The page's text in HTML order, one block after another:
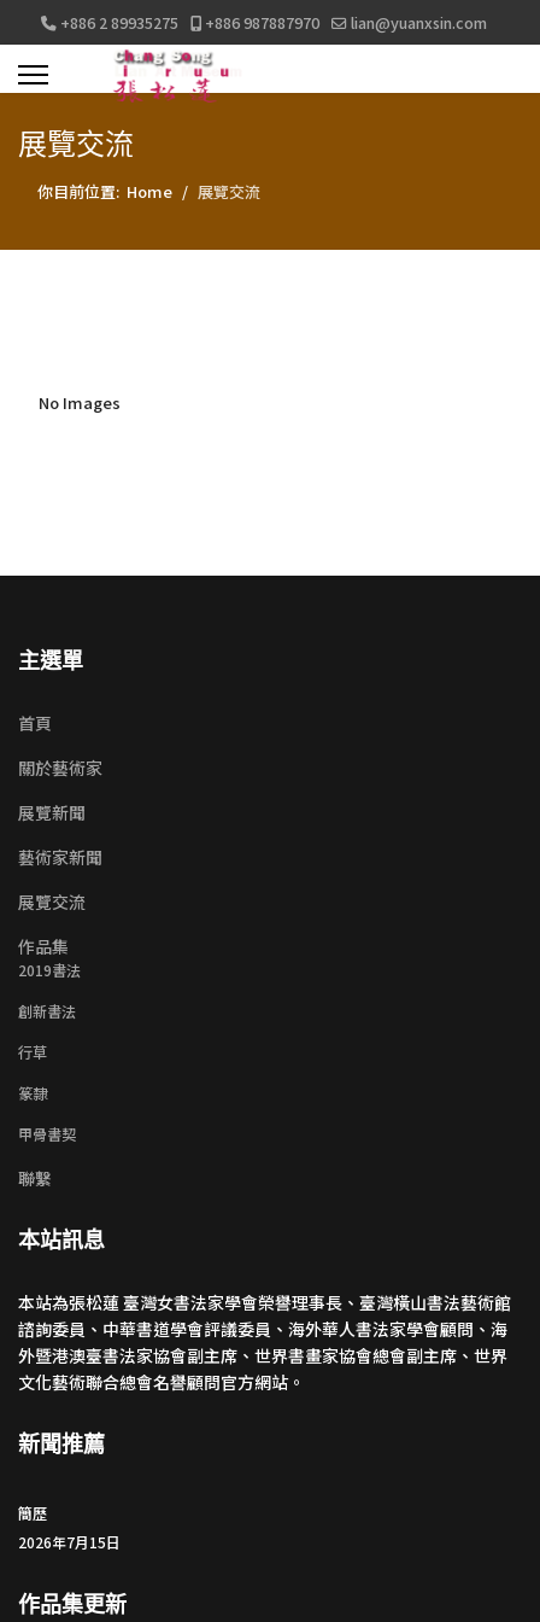
+886 2 89935275 +886 987887970 lian@yuanxsin.com
展覽交流
你目前位置: Home 展覽交流
No Images
主選單
首頁
關於藝術家
展覽新聞
藝術家新聞
展覽交流
作品集
2019書法
創新書法
行草
篆隸
甲骨書契
聯繫
本站訊息
本站為張松蓮 臺灣女書法家學會榮譽理事長、臺灣橫山書法藝術館
諮詢委員、中華書道學會評議委員、海外華人書法家學會顧問、海
外暨港澳臺書法家協會副主席、世界書畫家協會總會副主席、世界
文化藝術聯合總會名譽顧問官方網站。
新聞推薦
簡歷
2026年7月15日
作品集更新